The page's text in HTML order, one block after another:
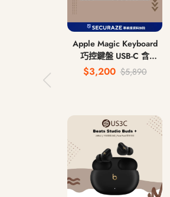
Apple Magic Keyboard
巧控鍵盤 USB-C 含
Touch ID 和 數字鍵盤 中
$3,200 $5,890